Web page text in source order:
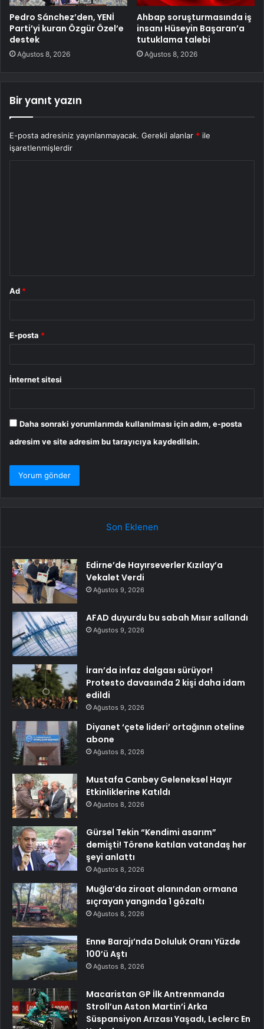
Pedro Sánchez’den, YENİ
Parti’yi kuran Özgür Özel’e
destek
Ağustos 8, 2026
Ahbap soruşturmasında iş
insanı Hüseyin Başaran’a
tutuklama talebi
Ağustos 8, 2026
Bir yanıt yazın
E-posta adresiniz yayınlanmayacak. Gerekli alanlar * ile
işaretlenmişlerdir
Ad *
E-posta *
İnternet sitesi
Daha sonraki yorumlarımda kullanılması için adım, e-posta
adresim ve site adresim bu tarayıcıya kaydedilsin.
Son Eklenen
Edirne’de Hayırseverler Kızılay’a
Vekalet Verdi
Ağustos 9, 2026
AFAD duyurdu bu sabah Mısır sallandı
Ağustos 9, 2026
İran’da infaz dalgası sürüyor!
Protesto davasında 2 kişi daha idam
edildi
Ağustos 9, 2026
Diyanet ‘çete lideri’ ortağının oteline
abone
Ağustos 8, 2026
Mustafa Canbey Geleneksel Hayır
Etkinliklerine Katıldı
Ağustos 8, 2026
Gürsel Tekin “Kendimi asarım”
demişti! Törene katılan vatandaş her
şeyi anlattı
Ağustos 8, 2026
Muğla’da ziraat alanından ormana
sıçrayan yangında 1 gözaltı
Ağustos 8, 2026
Enne Barajı’nda Doluluk Oranı Yüzde
100’ü Aştı
Ağustos 8, 2026
Macaristan GP İlk Antrenmanda
Stroll’un Aston Martin’i Arka
Süspansiyon Arızası Yaşadı, Leclerc En